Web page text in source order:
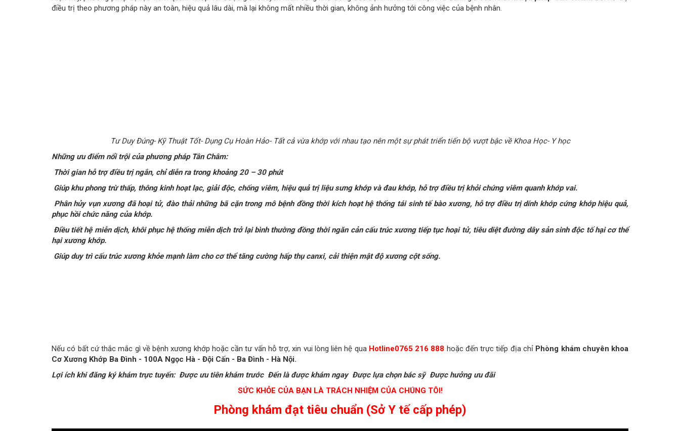
điều trị theo phương pháp này an toàn, hiệu quả lâu dài, mà lại không mất nhiều thời gian, không ảnh hưởng tới công việc của bệnh nhân.
Tư Duy Đúng- Kỹ Thuật Tốt- Dụng Cụ Hoàn Hảo- Tất cả vừa khớp với nhau tạo nên một sự phát triển tiến bộ vượt bậc về Khoa Học- Y học
Những ưu điểm nổi trội của phương pháp Tân Châm:
Thời gian hỗ trợ điều trị ngắn, chỉ diễn ra trong khoảng 20 – 30 phút
Giúp khu phong trừ thấp, thông kinh hoạt lạc, giải độc, chống viêm, hiệu quả trị liệu sưng khớp và đau khớp, hỗ trợ điều trị khỏi chứng viêm quanh khớp vai.
Phân hủy vụn xương đã hoại tử, đào thải những bã cặn trong mô bệnh đồng thời kích hoạt hệ thống tái sinh tế bào xương, hỗ trợ điều trị dính khớp cứng khớp hiệu quả,
phục hồi chức năng của khớp.
Điều tiết hệ miễn dịch, khôi phục hệ thống miễn dịch trở lại bình thường đồng thời ngăn cản cấu trúc xương tiếp tục hoại tử, tiêu diệt đường dây sản sinh độc tố hại cơ thể
hại xương khớp.
Giúp duy trì cấu trúc xương khỏe mạnh làm cho cơ thể tăng cường hấp thụ canxi, cải thiện mật độ xương cột sống.
Nếu có bất cứ thắc mắc gì về bệnh xương khớp hoặc cần tư vấn hỗ trợ, xin vui lòng liên hệ qua Hotline0765 216 888 hoặc đến trực tiếp địa chỉ Phòng khám chuyên khoa
Cơ Xương Khớp Ba Đình - 100A Ngọc Hà - Đội Cấn - Ba Đình - Hà Nội.
Lợi ích khi đăng ký khám trực tuyến: Ðược ưu tiên khám trước Đến là được khám ngay Được lựa chọn bác sỹ Được hưởng ưu đãi
SỨC KHỎE CỦA BẠN LÀ TRÁCH NHIỆM CỦA CHÚNG TÔI!
Phòng khám đạt tiêu chuẩn (Sở Y tế cấp phép)